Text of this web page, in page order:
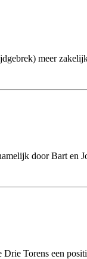
meer
door Bart
Torens een